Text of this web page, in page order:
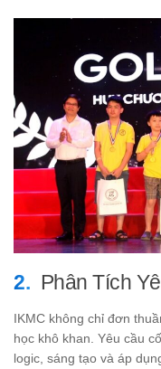
Phân Tích
IKMC không chỉ đơn
học khô khan. Yêu cầu
logic, sáng tạo và áp